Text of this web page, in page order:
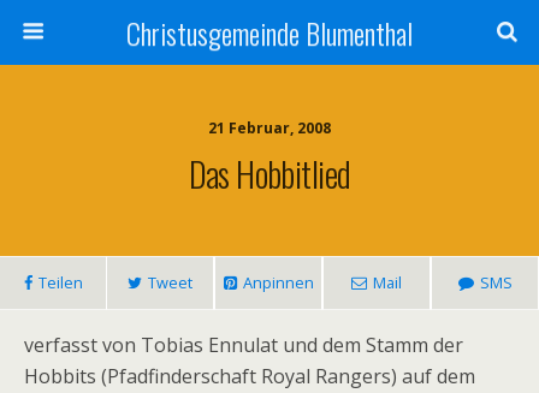
Christusgemeinde Blumenthal
21 Februar, 2008
Das Hobbitlied
Teilen Tweet Anpinnen Mail SMS
verfasst von Tobias Ennulat und dem Stamm der
Hobbits (Pfadfinderschaft Royal Rangers) auf dem